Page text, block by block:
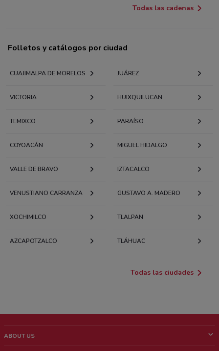
Todas las cadenas
Folletos y catálogos por ciudad
CUAJIMALPA DE MORELOS JUÁREZ
VICTORIA HUIXQUILUCAN
TEMIXCO PARAÍSO
COYOACÁN MIGUEL HIDALGO
VALLE DE BRAVO IZTACALCO
VENUSTIANO CARRANZA GUSTAVO A. MADERO
XOCHIMILCO TLALPAN
AZCAPOTZALCO TLÁHUAC
Todas las ciudades
ABOUT US